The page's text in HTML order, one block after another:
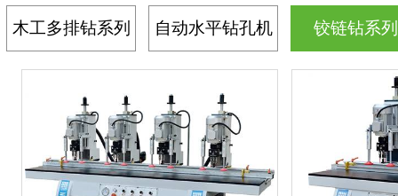
木工多排钻系列 自动水平钻孔机 铰链钻系列